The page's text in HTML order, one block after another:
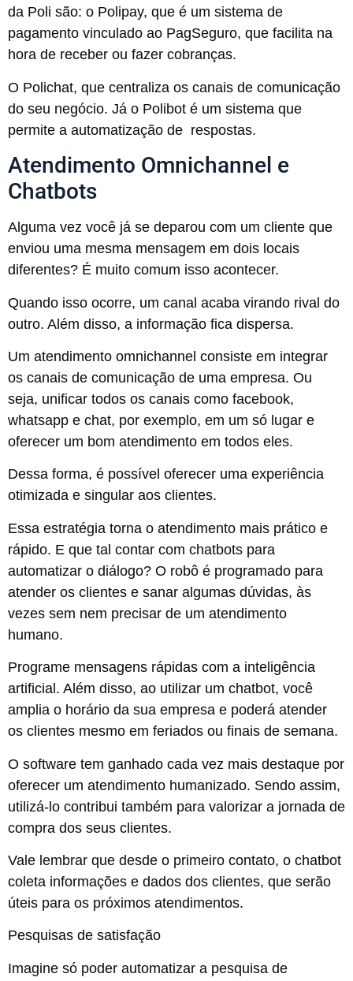
da Poli são: o Polipay, que é um sistema de
pagamento vinculado ao PagSeguro, que facilita na
hora de receber ou fazer cobranças.
O Polichat, que centraliza os canais de comunicação
do seu negócio. Já o Polibot é um sistema que
permite a automatização de respostas.
Atendimento Omnichannel e
Chatbots
Alguma vez você já se deparou com um cliente que
enviou uma mesma mensagem em dois locais
diferentes? É muito comum isso acontecer.
Quando isso ocorre, um canal acaba virando rival do
outro. Além disso, a informação fica dispersa.
Um atendimento omnichannel consiste em integrar
os canais de comunicação de uma empresa. Ou
seja, unificar todos os canais como facebook,
whatsapp e chat, por exemplo, em um só lugar e
oferecer um bom atendimento em todos eles.
Dessa forma, é possível oferecer uma experiência
otimizada e singular aos clientes.
Essa estratégia torna o atendimento mais prático e
rápido. E que tal contar com chatbots para
automatizar o diálogo? O robô é programado para
atender os clientes e sanar algumas dúvidas, às
vezes sem nem precisar de um atendimento
humano.
Programe mensagens rápidas com a inteligência
artificial. Além disso, ao utilizar um chatbot, você
amplia o horário da sua empresa e poderá atender
os clientes mesmo em feriados ou finais de semana.
O software tem ganhado cada vez mais destaque por
oferecer um atendimento humanizado. Sendo assim,
utilizá-lo contribui também para valorizar a jornada de
compra dos seus clientes.
Vale lembrar que desde o primeiro contato, o chatbot
coleta informações e dados dos clientes, que serão
úteis para os próximos atendimentos.
Pesquisas de satisfação
Imagine só poder automatizar a pesquisa de